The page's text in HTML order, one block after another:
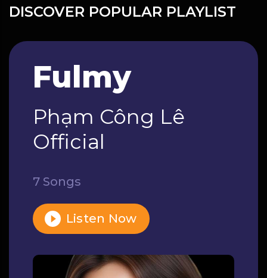
DISCOVER POPULAR PLAYLIST
Fulmy
Phạm Công Lê
Official
7 Songs
Listen Now